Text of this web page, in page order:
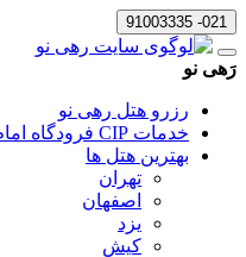
021- 91003335
رَهی نو
رزرو هتل رهی نو
خدمات CIP فرودگاه امام
بهترین هتل ها
تهران
اصفهان
یزد
کیش